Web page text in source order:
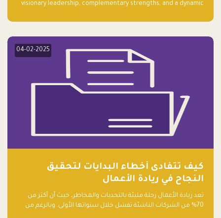
visionary leadership, complementary strengths, and a dynamic
elevate your startup! Follow us @FalakHub
04-02-2025
كيف تتفادى أخطاء البدايات لتحقيق
النجاح في ريادة الأعمال
تعد ريادة الأعمال رحلة مليئة بالتحديات والمخاطر، حيث أن أكثر من
70% من الشركات الناشئة تفشل خلال سنواتها الأولى. وبالرغم من